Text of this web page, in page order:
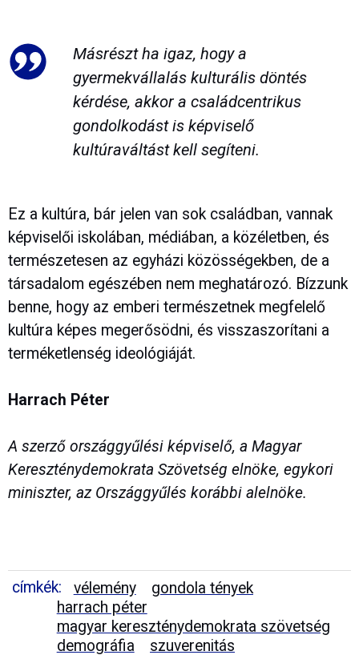
Másrészt ha igaz, hogy a
gyermekvállalás kulturális döntés
kérdése, akkor a családcentrikus
gondolkodást is képviselő
kultúraváltást kell segíteni.
Ez a kultúra, bár jelen van sok családban, vannak
képviselői iskolában, médiában, a közéletben, és
természetesen az egyházi közösségekben, de a
társadalom egészében nem meghatározó. Bízzunk
benne, hogy az emberi természetnek megfelelő
kultúra képes megerősödni, és visszaszorítani a
terméketlenség ideológiáját.
Harrach Péter
A szerző országgyűlési képviselő, a Magyar
Kereszténydemokrata Szövetség elnöke, egykori
miniszter, az Országgyűlés korábbi alelnöke.
címkék: vélemény
gondola tények
harrach péter
magyar kereszténydemokrata szövetség
demográfia
szuverenitás